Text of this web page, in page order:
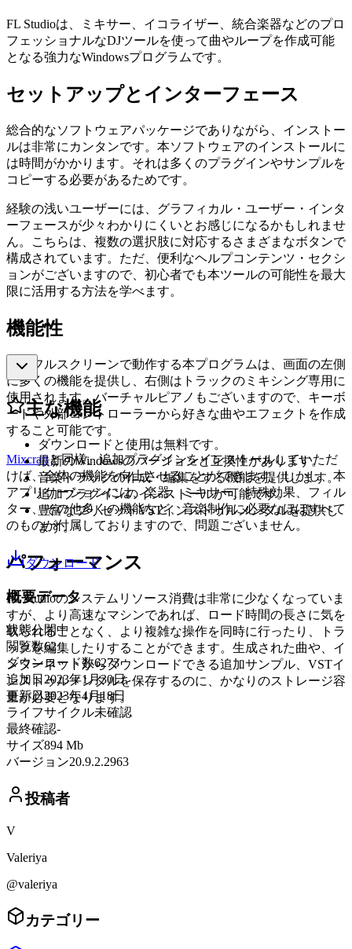
FL Studioは、ミキサー、イコライザー、統合楽器などのプロ
フェッショナルなDJツールを使って曲やループを作成可能
となる強力なWindowsプログラムです。
セットアップとインターフェース
総合的なソフトウェアパッケージでありながら、インストー
ルは非常にカンタンです。本ソフトウェアのインストールに
は時間がかかります。それは多くのプラグインやサンプルを
コピーする必要があるためです。
経験の浅いユーザーには、グラフィカル・ユーザー・インタ
ーフェースが少々わかりにくいとお感じになるかもしれませ
ん。こちらは、複数の選択肢に対応するさまざまなボタンで
構成されています。ただ、便利なヘルプコンテンツ・セクシ
ョンがございますので、初心者でも本ツールの可能性を最大
限に活用する方法を学べます。
機能性
常にフルスクリーンで動作する本プログラムは、画面の左側
に多くの機能を提供し、右側はトラックのミキシング専用に
使用されます。バーチャルピアノもございますので、キーボ
ードや外部コントローラーから好きな曲やエフェクトを作成
すること可能です。
Mixcraftと同様、追加プラグインをインストールしていただ
けば、全体の機能を向上させることができます。しかし、本
アプリケーションには、楽器、ミキサー、特殊効果、フィル
ター、その他多くの機能など、音楽制作に必要なほぼすべて
のものが付属しておりますので、問題ございません。
パフォーマンス
FL Studioのシステムリソース消費は非常に少なくなっていま
すが、より高速なマシンであれば、ロード時間の長さに気を
取られることなく、より複雑な操作を同時に行ったり、トラ
ックを編集したりすることができます。生成された曲や、イ
ンターネットからダウンロードできる追加サンプル、VSTイ
ンストゥルメンタルを保存するのに、かなりのストレージ容
量が必要となります。
主な機能
ダウンロードと使用は無料です。
最新のWindowsのバージョンと互換性があります。
音楽トラックの作成・編集をする機能を提供します。
追加プラグインのインストールが可能です。
豊富なプリセットVSTインストゥルメンタルを提供し
ます。
ダウンロード
概要データ
状態公開中
閲覧数62
ダウンロード数6273
追加日 2023年1月30日
更新日2023年4月18日
ライフサイクル未確認
最終確認-
サイズ894 Mb
バージョン20.9.2.2963
投稿者
V
Valeriya
@valeriya
カテゴリー